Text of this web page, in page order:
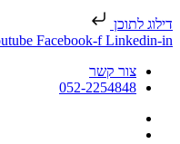
דילוג לתוכן
Facebook-f Linkedin-in
צור קשר
052-2254848